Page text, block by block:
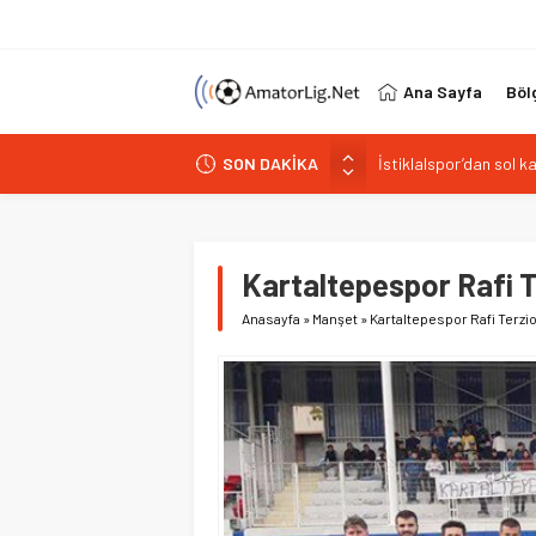
Ana Sayfa
SON DAKİKA
Paşabahçespor’da
İstanbul Gençlerbirliği
Kuzeyin Kaplanları
İstiklalspor’dan sol
Kartaltepespor Rafi
Anasayfa » Manşet » Kartaltepespor Rafi